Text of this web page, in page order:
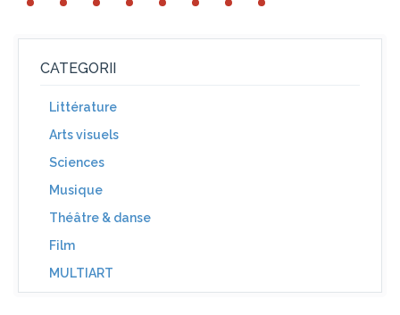
CATEGORII
Littérature
Arts visuels
Sciences
Musique
Théâtre & danse
Film
MULTIART